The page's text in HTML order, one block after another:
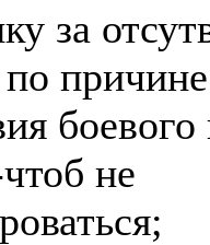
за
причине
не